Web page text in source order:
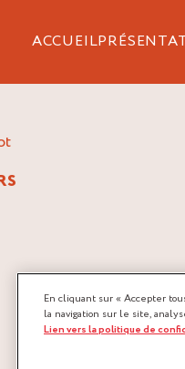
ACCUEIL
En cliquant sur « Accepter
la navigation sur le site,
Lien vers la politique de